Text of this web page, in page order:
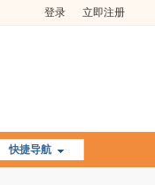
登录 立即注册
快捷导航